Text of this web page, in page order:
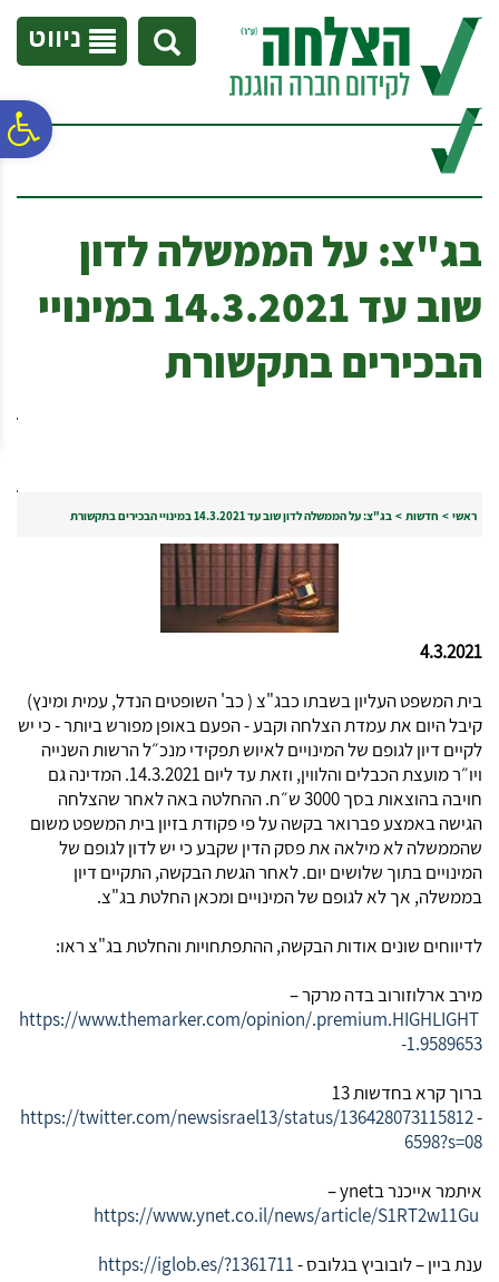
נגישות
אתר
המרכזי
ניווט
בג"צ: על הממשלה לדון
שוב עד 14.3.2021 במינויי
הבכירים בתקשורת
ראשי > חדשות > בג"צ: על הממשלה לדון שוב עד 14.3.2021 במינויי הבכירים בתקשורת
4.3.2021
בית המשפט העליון בשבתו כבג"צ ( כב' השופטים הנדל, עמית ומינץ)
קיבל היום את עמדת הצלחה וקבע - הפעם באופן מפורש ביותר - כי יש
לקיים דיון לגופם של המינויים לאיוש תפקידי מנכ״ל הרשות השנייה
ויו״ר מועצת הכבלים והלווין, וזאת עד ליום 14.3.2021. המדינה גם
חויבה בהוצאות בסך 3000 ש״ח. ההחלטה באה לאחר שהצלחה
הגישה באמצע פברואר בקשה על פי פקודת בזיון בית המשפט משום
שהממשלה לא מילאה את פסק הדין שקבע כי יש לדון לגופם של
המינויים בתוך שלושים יום. לאחר הגשת הבקשה, התקיים דיון
בממשלה, אך לא לגופם של המינויים ומכאן החלטת בג"צ.
לדיווחים שונים אודות הבקשה, ההתפתחויות והחלטת בג"צ ראו:
מירב ארלוזורוב בדה מרקר –
https://www.themarker.com/opinion/.premium.HIGHLIGHT
-1.9589653
ברוך קרא בחדשות 13
-
https://twitter.com/newsisrael13/status/136428073115812
6598?s=08
איתמר אייכנר בynet
–
https://www.ynet.co.il/news/article/S1RT2w11Gu
ענת ביין – לובוביץ בגלובס -https://iglob.es/?1361711